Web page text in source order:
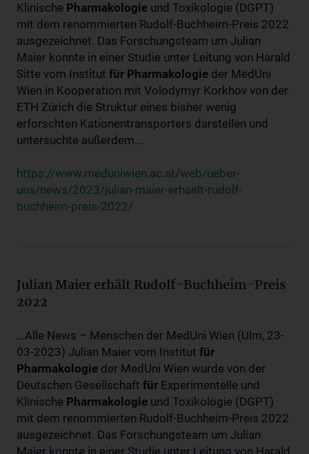
Klinische Pharmakologie und Toxikologie (DGPT)
mit dem renommierten Rudolf-Buchheim-Preis 2022
ausgezeichnet. Das Forschungsteam um Julian
Maier konnte in einer Studie unter Leitung von Harald
Sitte vom Institut für Pharmakologie der MedUni
Wien in Kooperation mit Volodymyr Korkhov von der
ETH Zürich die Struktur eines bisher wenig
erforschten Kationentransporters darstellen und
untersuchte außerdem...
https://www.meduniwien.ac.at/web/ueber-
uns/news/2023/julian-maier-erhaelt-rudolf-
buchheim-preis-2022/
Julian Maier erhält Rudolf-Buchheim-Preis
2022
...Alle News – Menschen der MedUni Wien (Ulm, 23-
03-2023) Julian Maier vom Institut für
Pharmakologie der MedUni Wien wurde von der
Deutschen Gesellschaft für Experimentelle und
Klinische Pharmakologie und Toxikologie (DGPT)
mit dem renommierten Rudolf-Buchheim-Preis 2022
ausgezeichnet. Das Forschungsteam um Julian
Maier konnte in einer Studie unter Leitung von Harald